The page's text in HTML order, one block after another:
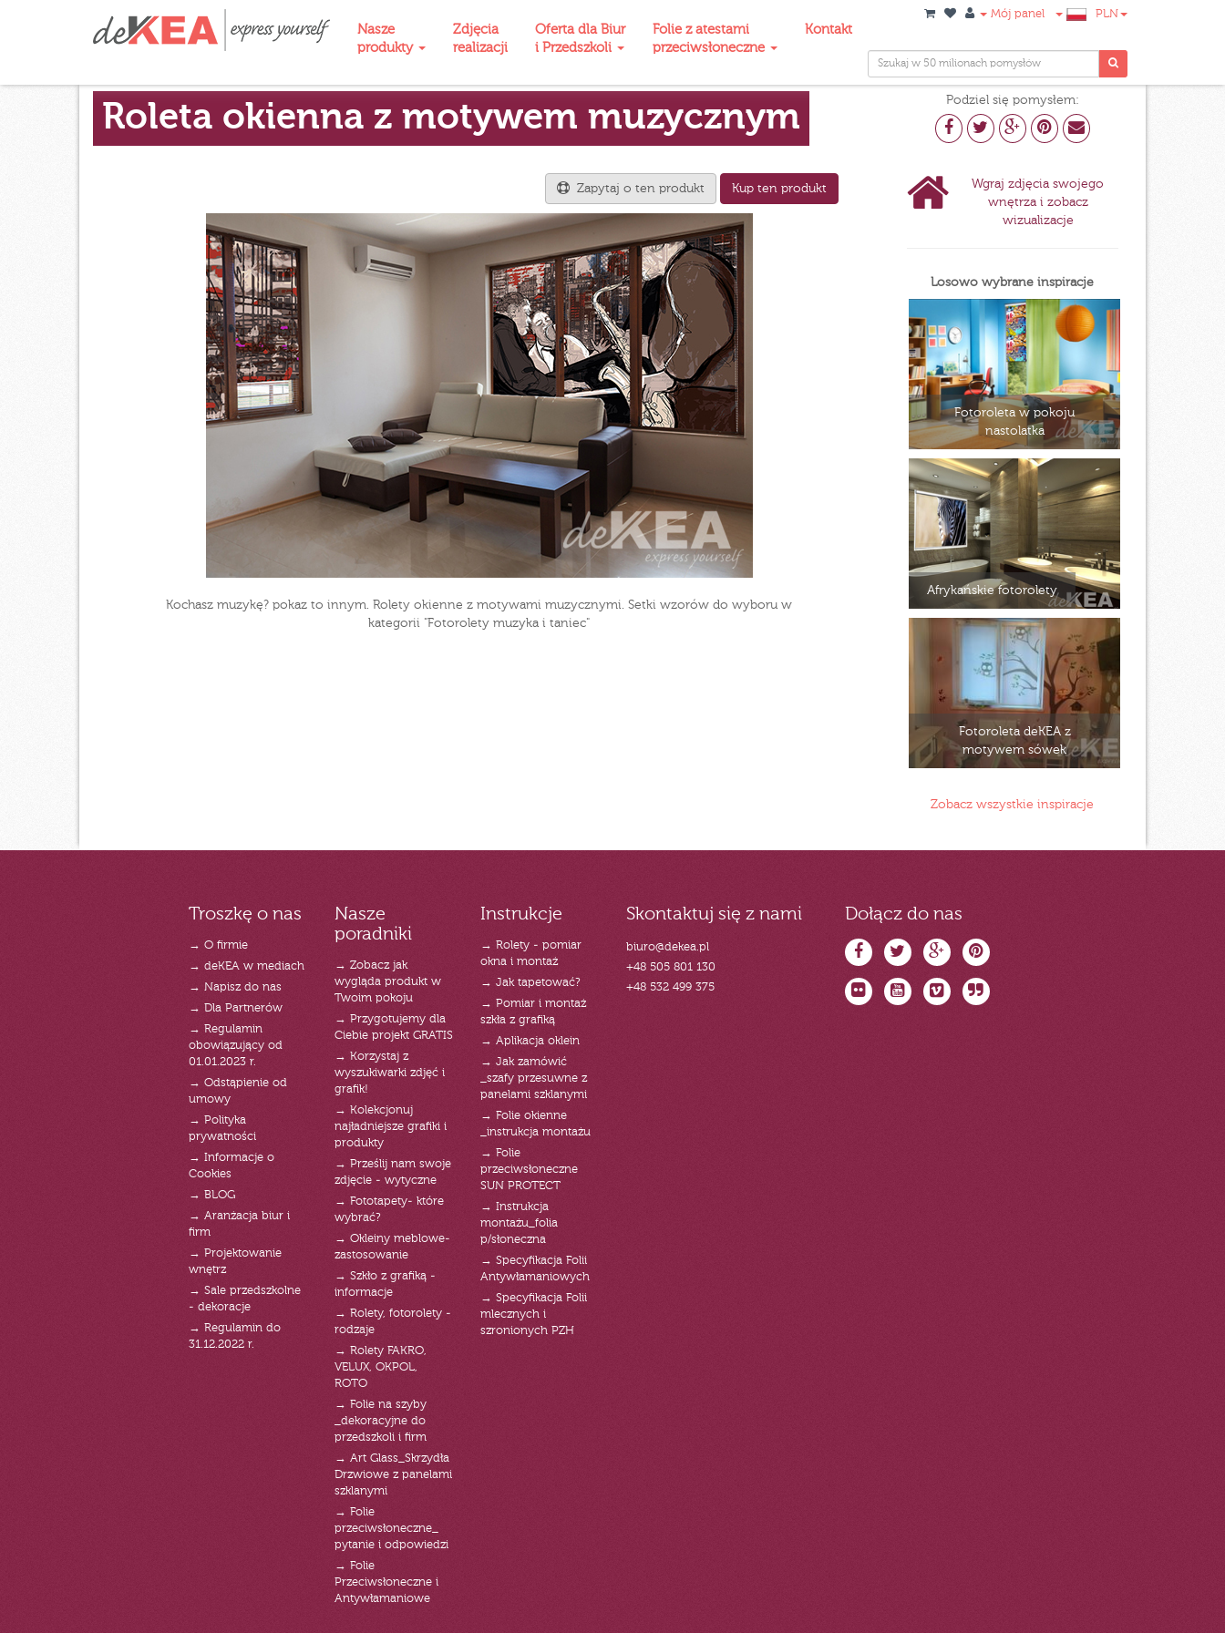
Nasze
produkty
Zdjęcia
realizacji
Oferta dla Biur
i Przedszkoli
Folie z atestami
przeciwsłoneczne
Kontakt
Mój panel PLN
Roleta okienna z motywem muzycznym
Zapytaj o ten produkt Kup ten produkt
Kochasz muzykę? pokaz to innym. Rolety okienne z motywami muzycznymi. Setki wzorów do wyboru w
kategorii "Fotorolety muzyka i taniec"
Podziel się pomysłem:
Wgraj zdjęcia swojego
wnętrza i zobacz
wizualizacje
Losowo wybrane inspiracje
Fotoroleta w pokoju
nastolatka
Afrykańskie fotorolety
Fotoroleta deKEA z
motywem sówek
Zobacz wszystkie inspiracje
Troszkę o nas
→ O firmie
→ deKEA w mediach
→ Napisz do nas
→ Dla Partnerów
→ Regulamin
obowiązujący od
01.01.2023 r.
→ Odstąpienie od
umowy
→ Polityka
prywatności
→ Informacje o
Cookies
→ BLOG
→ Aranżacja biur i
firm
→ Projektowanie
wnętrz
→ Sale przedszkolne
- dekoracje
→ Regulamin do
31.12.2022 r.
Nasze
poradniki
→ Zobacz jak
wygląda produkt w
Twoim pokoju
→ Przygotujemy dla
Ciebie projekt GRATIS
→ Korzystaj z
wyszukiwarki zdjęć i
grafik!
→ Kolekcjonuj
najładniejsze grafiki i
produkty
→ Prześlij nam swoje
zdjęcie - wytyczne
→ Fototapety- które
wybrać?
→ Okleiny meblowe-
zastosowanie
→ Szkło z grafiką -
informacje
→ Rolety, fotorolety -
rodzaje
→ Rolety FAKRO,
VELUX, OKPOL,
ROTO
→ Folie na szyby
_dekoracyjne do
przedszkoli i firm
→ Art Glass_Skrzydła
Drzwiowe z panelami
szklanymi
→ Folie
przeciwsłoneczne_
pytanie i odpowiedzi
→ Folie
Przeciwsłoneczne i
Antywłamaniowe
Instrukcje
→ Rolety - pomiar
okna i montaż
→ Jak tapetować?
→ Pomiar i montaż
szkła z grafiką
→ Aplikacja oklein
→ Jak zamówić
_szafy przesuwne z
panelami szklanymi
→ Folie okienne
_instrukcja montażu
→ Folie
przeciwsłoneczne
SUN PROTECT
→ Instrukcja
montażu_folia
p/słoneczna
→ Specyfikacja Folii
Antywłamaniowych
→ Specyfikacja Folii
mlecznych i
szronionych PZH
Skontaktuj się z nami
biuro@dekea.pl
+48 505 801 130
+48 532 499 375
Dołącz do nas